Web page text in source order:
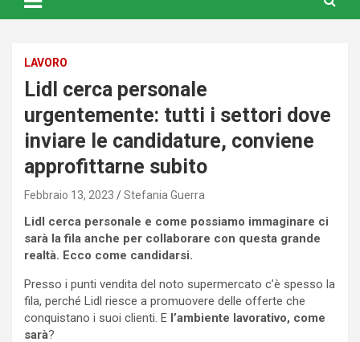
LAVORO
Lidl cerca personale
urgentemente: tutti i settori dove
inviare le candidature, conviene
approfittarne subito
Febbraio 13, 2023 Stefania Guerra
Lidl cerca personale e come possiamo immaginare ci
sarà la fila anche per collaborare con questa grande
realtà. Ecco come candidarsi.
Presso i punti vendita del noto supermercato c’è spesso la
fila, perché Lidl riesce a promuovere delle offerte che
conquistano i suoi clienti. E l’ambiente lavorativo, come
sarà?